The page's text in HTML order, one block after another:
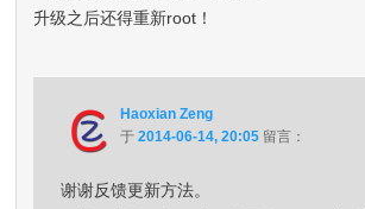
升级之后还得重新root！
Haoxian Zeng
于2014-06-14, 20:05 留言：
谢谢反馈更新方法。